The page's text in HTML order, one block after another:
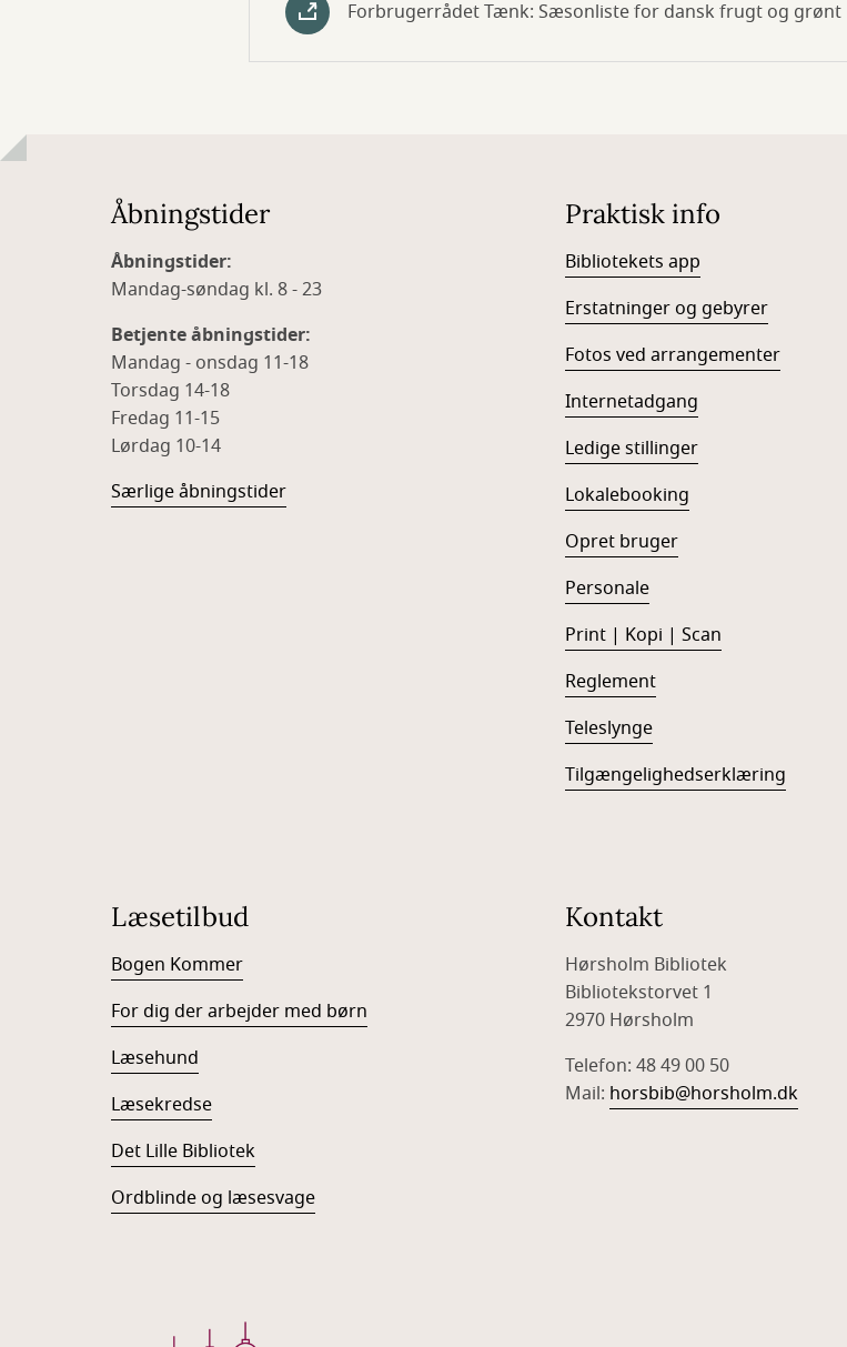
Forbrugerrådet Tænk: Sæsonliste for dansk frugt og grønt
Åbningstider
Åbningstider:
Mandag-søndag kl. 8 - 23
Betjente åbningstider:
Mandag - onsdag 11-18
Torsdag 14-18
Fredag 11-15
Lørdag 10-14
Særlige åbningstider
Praktisk info
Bibliotekets app
Erstatninger og gebyrer
Fotos ved arrangementer
Internetadgang
Ledige stillinger
Lokalebooking
Opret bruger
Personale
Print | Kopi | Scan
Reglement
Teleslynge
Tilgængelighedserklæring
Læsetilbud
Bogen Kommer
For dig der arbejder med børn
Læsehund
Læsekredse
Det Lille Bibliotek
Ordblinde og læsesvage
Kontakt
Hørsholm Bibliotek
Bibliotekstorvet 1
2970 Hørsholm
Telefon: 48 49 00 50
Mail: horsbib@horsholm.dk